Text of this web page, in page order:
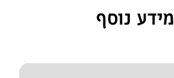
מידע נוסף